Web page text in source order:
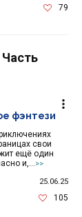
79
свои
ещё один
и,...
>>
фэнтези
25.06.25
105